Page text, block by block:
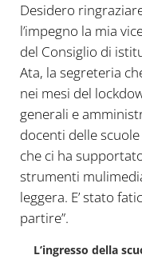
Desidero
l’impegno la mia
del Consiglio di
Ata, la segreteria
nei mesi del
generali e
docenti delle
che ci ha
strumenti
leggera. E’ stato
partire”.
L’ingresso della